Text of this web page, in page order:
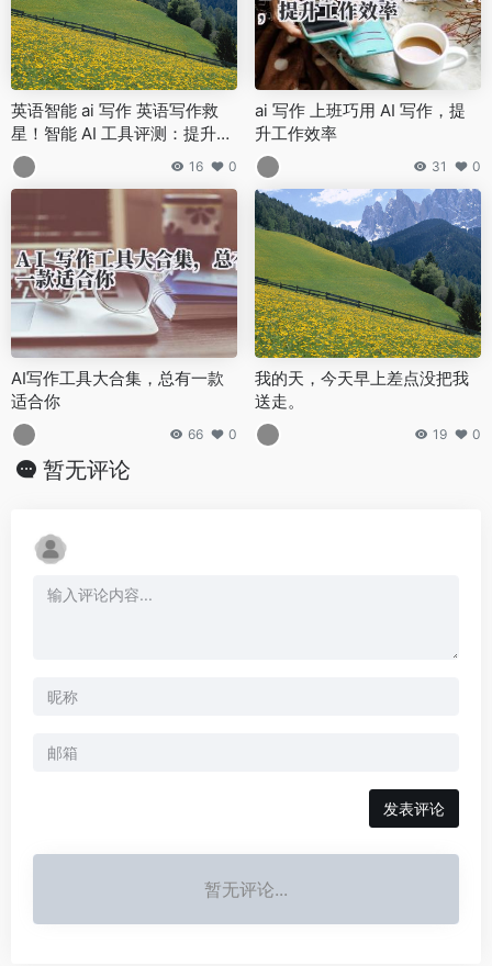
英语智能 ai 写作 英语写作救
星！智能 AI 工具评测：提升雅
思托福成绩的高效方法
16 0
ai 写作 上班巧用 AI 写作，提
升工作效率
31 0
AI写作工具大合集，总有一款
适合你
66 0
我的天，今天早上差点没把我
送走。
19 0
暂无评论
发表评论
暂无评论...